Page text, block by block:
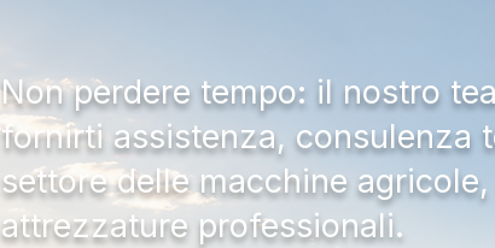
Non perdere tempo: il nostro
fornirti assistenza, consulenza
settore delle macchine
attrezzature professionali.